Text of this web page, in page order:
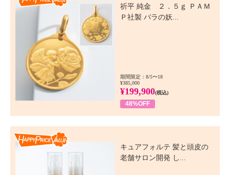
祈平 純金 ２．５ｇ ＰＡＭ
Ｐ社製 バラの妖...
期間限定：8/5〜18
¥385,000
¥199,900(税込)
48%OFF
キュアフォルテ 髪と頭皮の
老舗サロン開発 し...